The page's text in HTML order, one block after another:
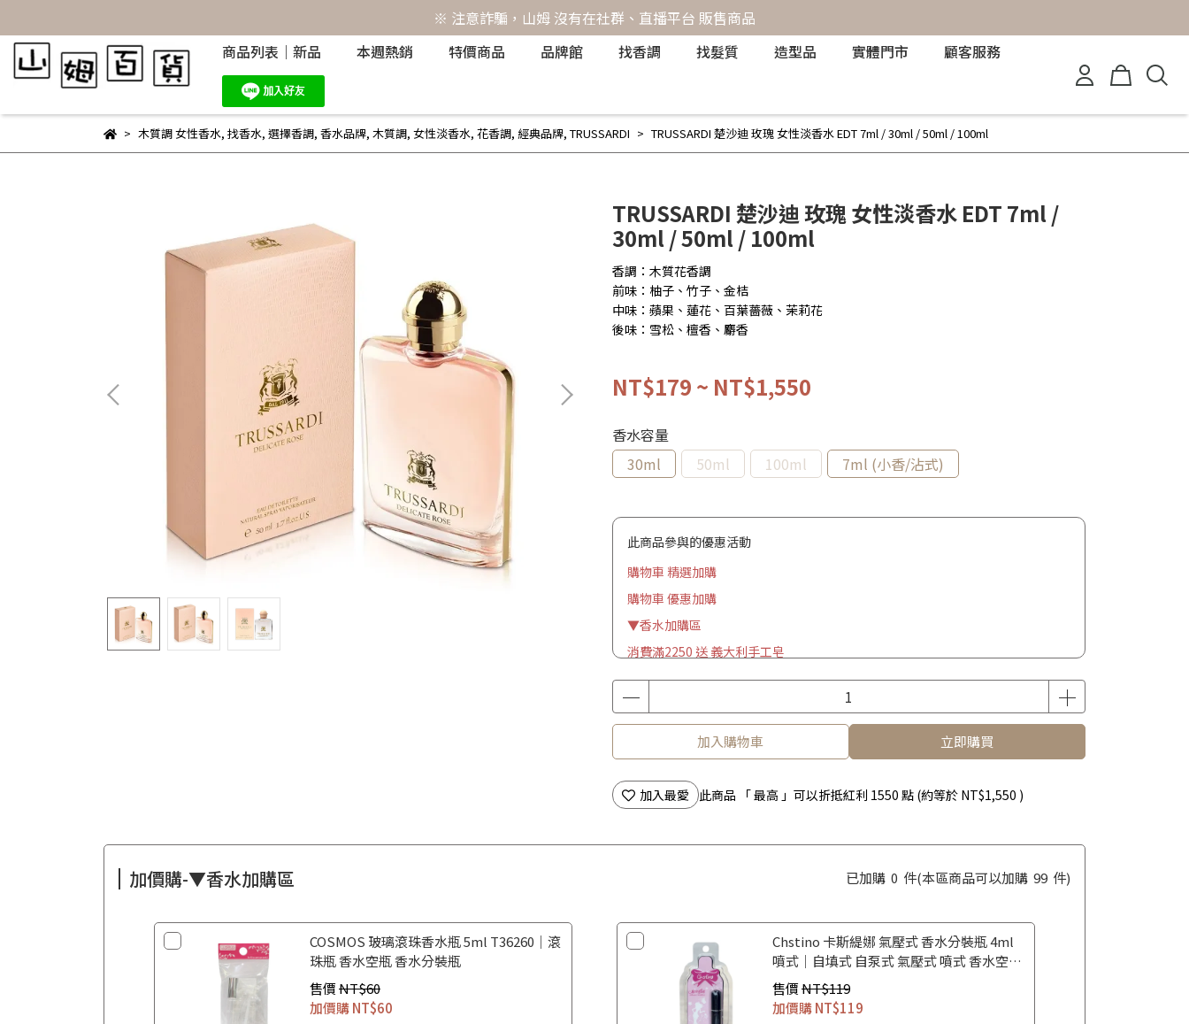
※ 注意詐騙，山姆 沒有在社群、直播平台 販售商品
商品列表｜新品
本週熱銷 特價商品 品牌館 找香調 找髮質 造型品 實體門市 顧客服務
木質調 女性香水, 找香水, 選擇香調, 香水品牌, 木質調, 女性淡香水, 花香調, 經典品牌, TRUSSARDI TRUSSARDI 楚沙迪 玫瑰 女性淡香水 EDT 7ml / 30ml / 50ml / 100ml
TRUSSARDI 楚沙迪 玫瑰 女性淡香水 EDT 7ml /
30ml / 50ml / 100ml
香調：木質花香調
前味：柚子、竹子、金桔
中味：蘋果、蓮花、百葉薔薇、茉莉花
後味：雪松、檀香、麝香
NT$179 ~ NT$1,550
香水容量
30ml
50ml 100ml 7ml (小香/沾式)
此商品參與的優惠活動
購物車 精選加購
購物車 優惠加購
▼香水加購區
消費滿2250 送 義大利手工皂
加入購物車 立即購買
加入最愛 此商品 「 最高 」可以折抵紅利 1550 點 (約等於 NT$1,550 )
加價購-▼香水加購區 已加購 0 件(本區商品可以加購 99 件)
COSMOS 玻璃滾珠香水瓶 5ml T36260｜滾
珠瓶 香水空瓶 香水分裝瓶
售價NT$60
加價購NT$60
Chstino 卡斯緹娜 氣壓式 香水分裝瓶 4ml
噴式｜自填式 自泵式 氣壓式 噴式 香水空瓶
香水攜帶瓶
售價NT$119
加價購NT$119